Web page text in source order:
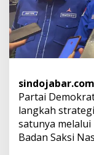
l
i
t
i
e
a
sindojabar.com
Partai
langkah
satunya
Badan Saksi